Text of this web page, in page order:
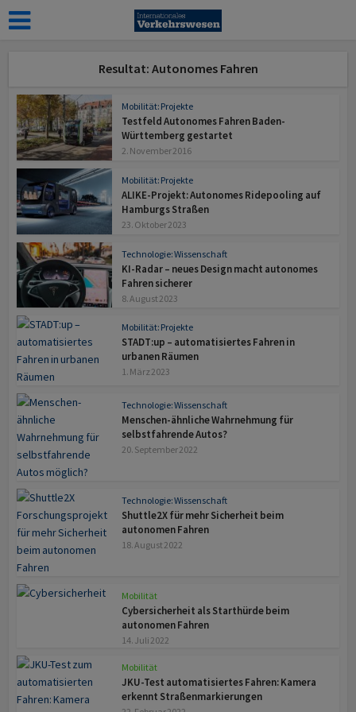
Resultat: Autonomes Fahren
Mobilität: Projekte
Testfeld Autonomes Fahren Baden-
Württemberg gestartet
2. November 2016
Mobilität: Projekte
ALIKE-Projekt: Autonomes Ridepooling auf
Hamburgs Straßen
23. Oktober 2023
Technologie: Wissenschaft
KI-Radar – neues Design macht auto­nomes
Fahren sicherer
8. August 2023
Mobilität: Projekte
STADT:up – automatisiertes Fahren in
urbanen Räumen
1. März 2023
Technologie: Wissenschaft
Menschen-ähnliche Wahrnehmung für
selbstfahrende Autos?
20. September 2022
Technologie: Wissenschaft
Shuttle2X für mehr Sicherheit beim
autonomen Fahren
18. August 2022
Mobilität
Cybersicherheit als Starthürde beim
autonomen Fahren
14. Juli 2022
Mobilität
JKU-Test automatisiertes Fahren: Kamera
erkennt Straßenmarkierungen